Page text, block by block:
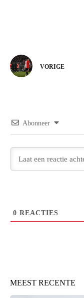
VORIGE
Abonneer
0 REACTIES
MEEST RECENTE